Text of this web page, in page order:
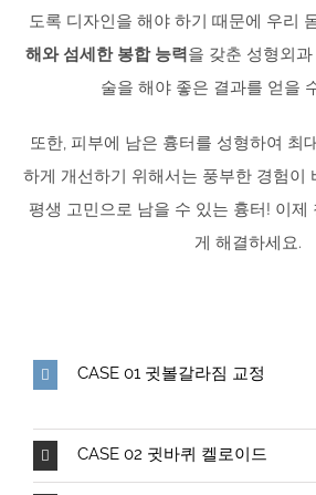
도록 디자인을 해야 하기 때문에 우리
해와 섬세한 봉합 능력을 갖춘 성형외
술을 해야 좋은 결과를 얻을
또한, 피부에 남은 흉터를 성형하여 최
하게 개선하기 위해서는 풍부한 경험이
평생 고민으로 남을 수 있는 흉터! 이제
게 해결하세요.
CASE 01 귓볼갈라짐 교정
CASE 02 귓바퀴 켈로이드